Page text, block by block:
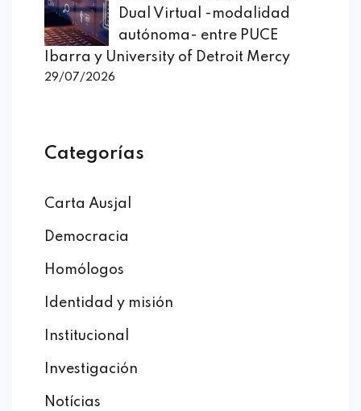
Dual Virtual -modalidad
autónoma- entre PUCE
Ibarra y University of Detroit Mercy
29/07/2026
Categorías
Carta Ausjal
Democracia
Homólogos
Identidad y misión
Institucional
Investigación
Notícias